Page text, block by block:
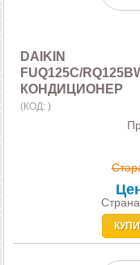
DAIKIN
FUQ125C/
КОНДИЦИОНЕР
(КОД: )